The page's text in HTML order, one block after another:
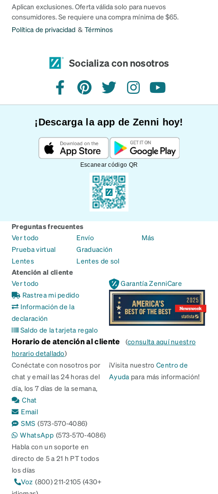
Aplican exclusiones. Oferta válida solo para nuevos
consumidores. Se requiere una compra mínima de $65.
Política de privacidad & Términos
Socializa con nosotros
FacebookPinterestTwitterInstagramYouTube
¡Descarga la app de Zenni hoy!
Escanear código QR
Preguntas frecuentes
Ver todo
Prueba virtual
Lentes
Envío
Graduación
Lentes de sol
Más
Atención al cliente
Ver todo
Rastrea mi pedido
Información de la
declaración
Saldo de la tarjeta regalo
Garantía ZenniCare
Horario de atención al cliente (consulta aquí nuestro
horario detallado)
Conéctate con nosotros por
chat y email las 24 horas del
día, los 7 días de la semana,
Chat
Email
SMS (573-570-4086)
WhatsApp (573-570-4086)
Habla con un soporte en
directo de 5 a 21 h PT todos
los días
Voz (800) 211-2105 (430+
¡Visita nuestroCentro de
Ayuda para más información!